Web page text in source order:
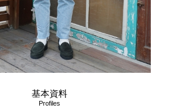
基本資料
Profiles